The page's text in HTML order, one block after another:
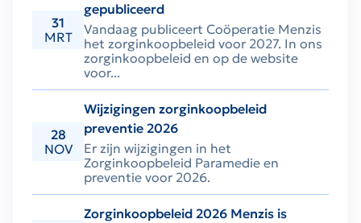
31
MRT
gepubliceerd
Vandaag publiceert Coöperatie Menzis
het zorginkoopbeleid voor 2027. In ons
zorginkoopbeleid en op de website
voor...
28
NOV
Wijzigingen zorginkoopbeleid
preventie 2026
Er zijn wijzigingen in het
Zorginkoopbeleid Paramedie en
preventie voor 2026.
Zorginkoopbeleid 2026 Menzis is